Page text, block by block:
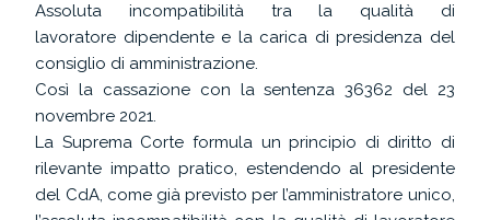
Assoluta incompatibilità tra la qualità di
lavoratore dipendente e la carica di presidenza del
consiglio di amministrazione.
Così la cassazione con la sentenza 36362 del 23
novembre 2021.
La Suprema Corte formula un principio di diritto di
rilevante impatto pratico, estendendo al presidente
del CdA, come già previsto per l’amministratore unico,